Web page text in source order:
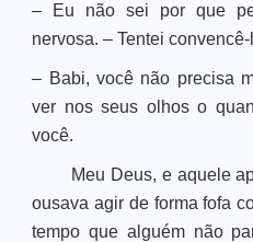
– Eu não sei por que
nervosa. – Tentei
– Babi, você não precisa
ver nos seus olhos o
você.
Meu Deus, e aquele
ousava agir de forma fofa
tempo que alguém não